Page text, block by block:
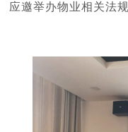
应邀举办物业相关法规